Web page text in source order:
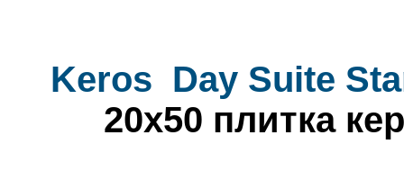
Keros Day Suite
20x50 плитка